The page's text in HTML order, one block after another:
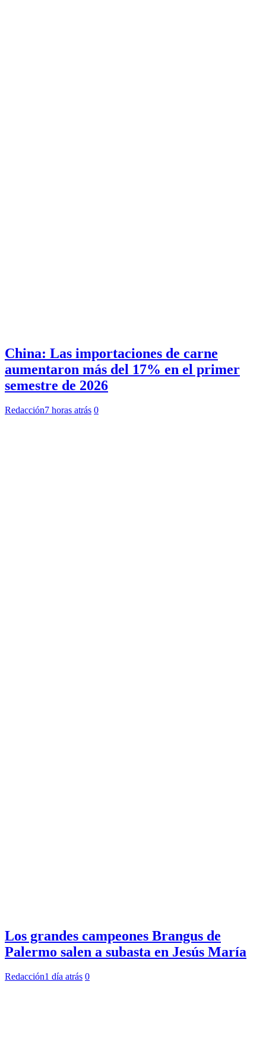
China: Las importaciones de carne
aumentaron más del 17% en el primer
semestre de 2026
Redacción7 horas atrás 0
Los grandes campeones Brangus de
Palermo salen a subasta en Jesús María
Redacción1 día atrás 0